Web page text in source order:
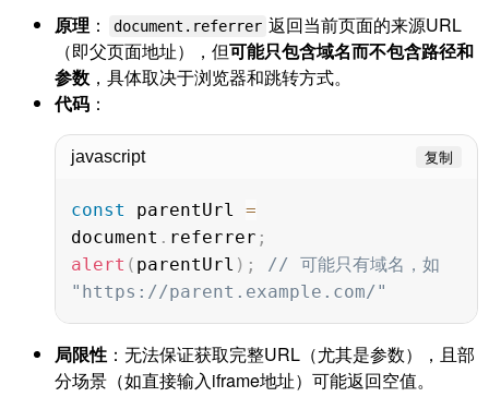
原理 ： document.referrer 返回当前页面的来源URL
（即父页面地址），但可能只包含域名而不包含路径和
参数 ，具体取决于浏览器和跳转方式。
代码 ：
javascript 复制
const parentUrl =
document . referrer ;
alert ( parentUrl ) ;
// 可能只有域名，如
"https://parent.example.com/"
局限性 ：无法保证获取完整URL（尤其是参数），且部
分场景（如直接输入iframe地址）可能返回空值。